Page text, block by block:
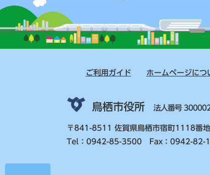
ご利用ガイド ホームページにつ
鳥栖市役所 法人番号
〒841-8511 佐賀県鳥栖市宿町1118番地
Tel：0942-85-3500 Fax：0942-82-